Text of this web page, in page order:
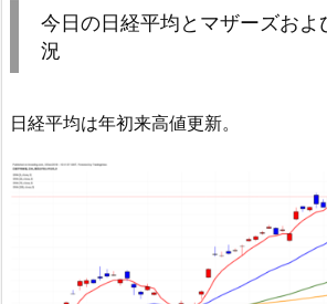
今日の日経平均とマザーズおよ
況
日経平均は年初来高値更新。